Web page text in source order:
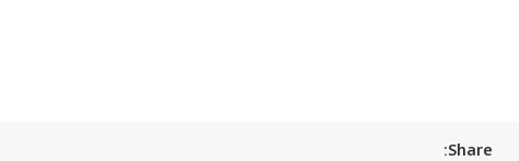
Share: